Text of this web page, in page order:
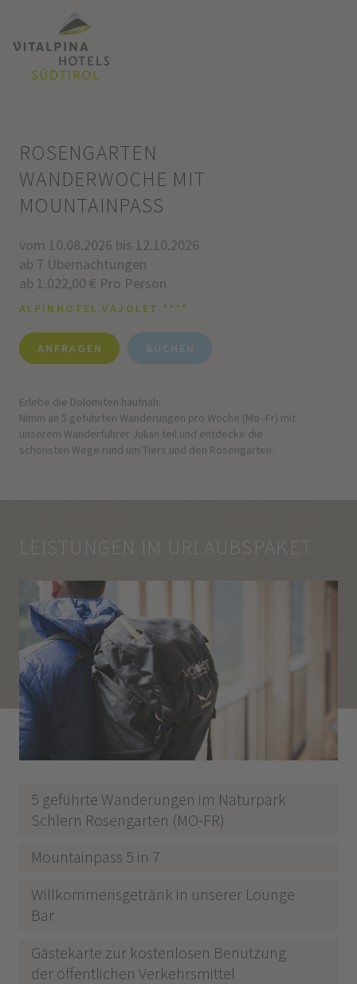
ROSENGARTEN
WANDERWOCHE MIT
MOUNTAINPASS
vom 10.08.2026 bis 12.10.2026
ab 7 Übernachtungen
ab 1.022,00 € Pro Person
ALPINHOTEL VAJOLET ****
ANFRAGEN BUCHEN
Erlebe die Dolomiten hautnah:
Nimm an 5 geführten Wanderungen pro Woche (Mo–Fr) mit
unserem Wanderführer Julian teil und entdecke die
schönsten Wege rund um Tiers und den Rosengarten.
LEISTUNGEN IM URLAUBSPAKET
5 geführte Wanderungen im Naturpark
Schlern Rosengarten (MO-FR)
Mountainpass 5 in 7
Willkommensgetränk in unserer Lounge
Bar
Gästekarte zur kostenlosen Benutzung
der öffentlichen Verkehrsmittel